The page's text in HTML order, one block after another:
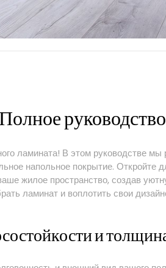
руководство
ламината! В этом руководстве мы
напольное покрытие. Откройте
жилое пространство, создав
ламинат и воплотить свои
и